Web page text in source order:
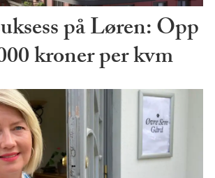
på Løren: Opp
kroner per kvm